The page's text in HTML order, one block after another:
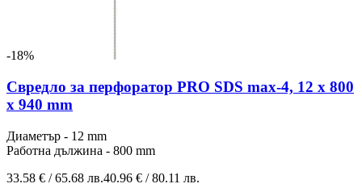
-18%
Свредло за перфоратор PRO SDS max-4, 12 x 800
x 940 mm
Диаметър - 12 mm
Работна дължина - 800 mm
33.58 € / 65.68 лв.40.96 € / 80.11 лв.